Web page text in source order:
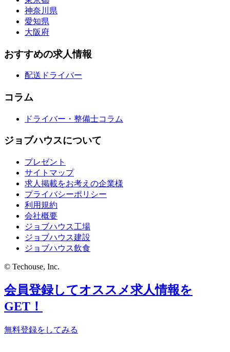
神奈川県
愛知県
大阪府
おすすめの求人情報
配送ドライバー
コラム
ドライバー・整備士コラム
ジョブハウスについて
プレゼント
サイトマップ
求人掲載をお考えの企業様
プライバシーポリシー
利用規約
会社概要
ジョブハウス工場
ジョブハウス建設
ジョブハウス飲食
© Techouse, Inc.
会員登録してオススメ求人情報を
GET！
無料登録をしてみる